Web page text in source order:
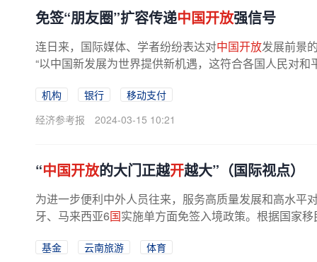
免签“朋友圈”扩容传递中国开放强信号
连日来，国际媒体、学者纷纷表达对中国开放发展前景
“以中国新发展为世界提供新机遇，这符合各国人民对
机构 银行
移动支付
经济参考报
2024-03-15 10:21
“中国开放的大门正越开越大”（国际视点）
为进一步便利中外人员往来，服务高质量发展和高水平
牙、马来西亚6国实施单方面免签入境政策。根据国家
基金 云南旅游 体育